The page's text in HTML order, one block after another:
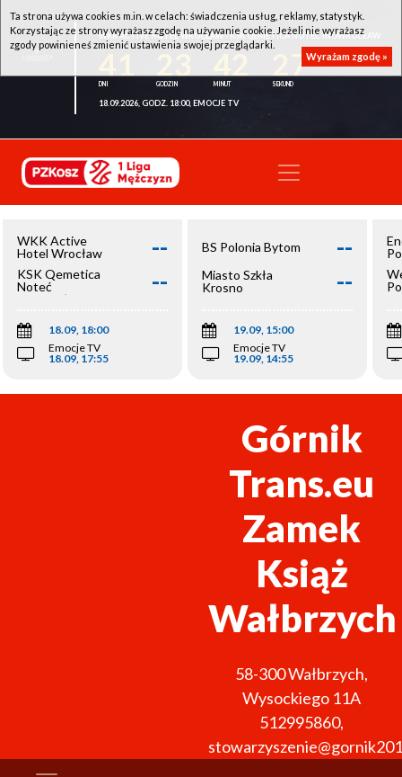
WKK ACTIVE HOTEL WROCŁAW - KSK QEMETICA NOTEĆ INOWROCŁAW
26
18.09.2026, GODZ. 18:00, EMOCJE TV
WKK Active
Hotel Wrocław
--
KSK Qemetica
Noteć
Inowrocław
--
18.09, 18:00
Emocje TV
18.09, 17:55
BS Polonia Bytom --
Miasto Szkła
Krosno
--
19.09, 15:00
Emocje TV
19.09, 14:55
Górnik
Trans.eu
Zamek
Książ
Wałbrzych
58-300Wałbrzych,
Wysockiego 11A
512995860,
Ta strona używa cookies m.in. w celach: świadczenia usług, reklamy, statystyk.
Korzystając ze strony wyrażasz zgodę na używanie cookie. Jeżeli nie wyrażasz
zgody powinieneś zmienić ustawienia swojej przeglądarki.
Wyrażam zgodę »